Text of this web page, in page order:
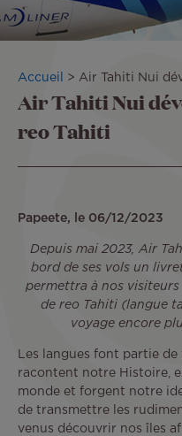
Fil
d'Ariane
Accueil Air Tahiti Nui
Air Tahiti Nui
reo Tahiti
Papeete, le 06/12/2023
Depuis mai 2023, Air
bord de ses vols un
permettra à nos
de reo Tahiti (langue
voyage encore
Les langues font partie
racontent notre Histoire,
monde et forgent notre
de transmettre les
venus découvrir nos îles